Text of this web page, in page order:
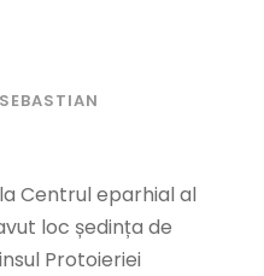
Centrul eparhial al
loc ședința de
Protoieriei